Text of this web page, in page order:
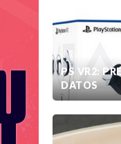
PS VR2:
DATOS